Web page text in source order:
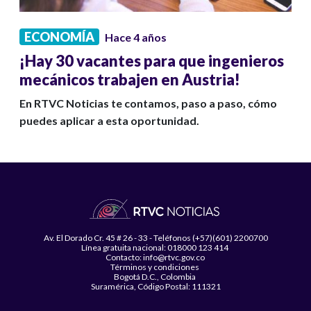
ECONOMÍA Hace 4 años
¡Hay 30 vacantes para que ingenieros
mecánicos trabajen en Austria!
En RTVC Noticias te contamos, paso a paso, cómo
puedes aplicar a esta oportunidad.
Av. El Dorado Cr. 45 # 26 - 33 - Teléfonos (+57)(601) 2200700
Línea gratuita nacional: 018000 123 414
Contacto: info@rtvc.gov.co
Términos y condiciones
Bogotá D.C., Colombia
Suramérica, Código Postal: 111321